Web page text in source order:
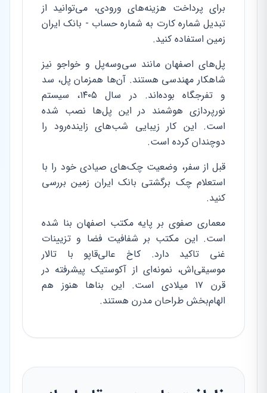
برای پرداخت هزینه‌های ورودی، می‌توانید از
تبدیل شماره کارت به شماره حساب - بانک ایران
زمین استفاده کنید.
پل‌های اصفهان مانند سی‌وسه‌پل و خواجو نیز
شاهکار مهندسی هستند. آن‌ها همزمان پل، سد
و تفرجگاه بوده‌اند. در سال ۱۴۰۵، سیستم
نورپردازی هوشمند در این پل‌ها نصب شده
است. این کار زیبایی شب‌های زاینده‌رود را
دوچندان کرده است.
قبل از سفر، وضعیت چک‌های صیادی خود را با
استعلام چک برگشتی بانک ایران زمین بررسی
کنید.
معماری صفوی بر پایه مکتب اصفهان بنا شده
است. این مکتب بر شفافیت فضا و تزیینات
غنی تاکید دارد. کاخ عالی‌قاپو با تالار
موسیقی‌اش، نمونه‌ای از آکوستیک پیشرفته در
قرن ۱۷ میلادی است. این بناها هنوز هم
الهام‌بخش طراحان مدرن هستند.